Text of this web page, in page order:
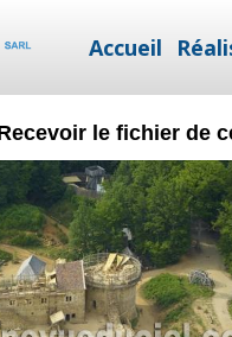
Accueil